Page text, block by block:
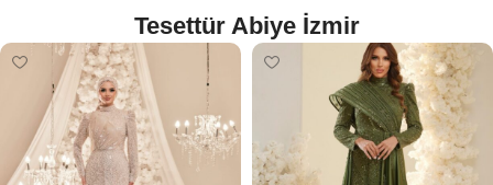
Tesettür Abiye İzmir